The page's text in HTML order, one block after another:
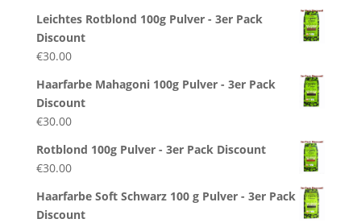
Leichtes Rotblond 100g Pulver - 3er Pack
Discount
€30.00
Haarfarbe Mahagoni 100g Pulver - 3er Pack
Discount
€30.00
Rotblond 100g Pulver - 3er Pack Discount
€30.00
Haarfarbe Soft Schwarz 100 g Pulver - 3er Pack
Discount